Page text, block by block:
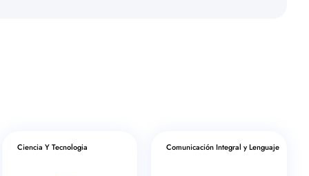
Ciencia Y Tecnologia Comunicación Integral y Lenguaje